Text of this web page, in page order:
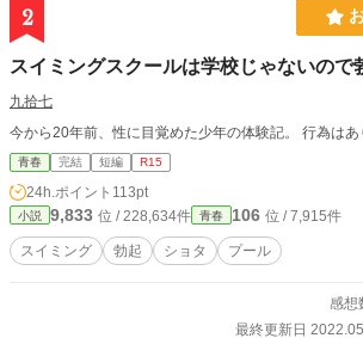
2
スイミングスクールは学校じゃないので
九拾七
今から20年前、性に目覚めた少年の体験記。 行為はあ
青春 完結 短編 R15
24h.ポイント 113pt
小説 9,833 位 / 228,634件 青春 106 位 / 7,915件
スイミング 勃起 ショタ プール
感想
最終更新日